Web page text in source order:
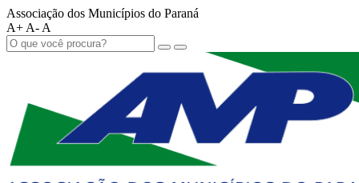
Associação dos Municípios do Paraná
A+ A- A